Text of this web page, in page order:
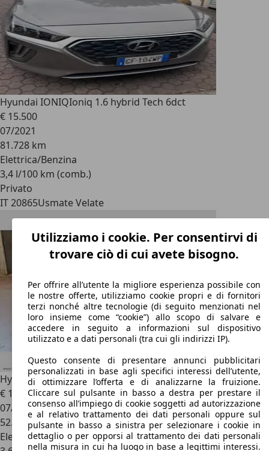
Hyundai IONIQIoniq 1.6 hybrid Tech 6dct
€ 15.500
07/2021
81.728 km
Elettrica/Benzina
3,4 l/100 km (comb.)
Privato
IT 20865Usmate Velate
Hyundai IONIQ1.6 Hybrid DCT Prime
€ 17.8901
07/2022
52.539 km
Elettrica/Benzina
Utilizziamo i cookie. Per consentirvi di
trovare ciò di cui avete bisogno.
Per offrire all’utente la migliore esperienza possibile con
le nostre offerte, utilizziamo cookie propri e di fornitori
terzi nonché altre tecnologie (di seguito menzionati nel
loro insieme come “cookie”) allo scopo di salvare e
accedere in seguito a informazioni sul dispositivo
utilizzato e a dati personali (tra cui gli indirizzi IP).
Questo consente di presentare annunci pubblicitari
personalizzati in base agli specifici interessi dell’utente,
di ottimizzare l’offerta e di analizzarne la fruizione.
Cliccare sul pulsante in basso a destra per prestare il
consenso all’impiego di cookie soggetti ad autorizzazione
e al relativo trattamento dei dati personali oppure sul
pulsante in basso a sinistra per selezionare i cookie in
dettaglio o per opporsi al trattamento dei dati personali
nella misura in cui ha luogo in base a legittimi interessi.